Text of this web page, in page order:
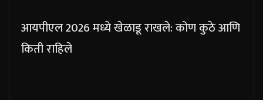
आयपीएल 2026 मध्ये खेळाडू राखले: कोण कुठे आणि
किती राहिले